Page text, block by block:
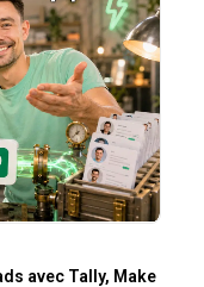
avec Tally, Make